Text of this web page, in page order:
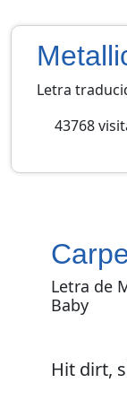
Letra
43768
Letra de
Baby
Hit dirt,